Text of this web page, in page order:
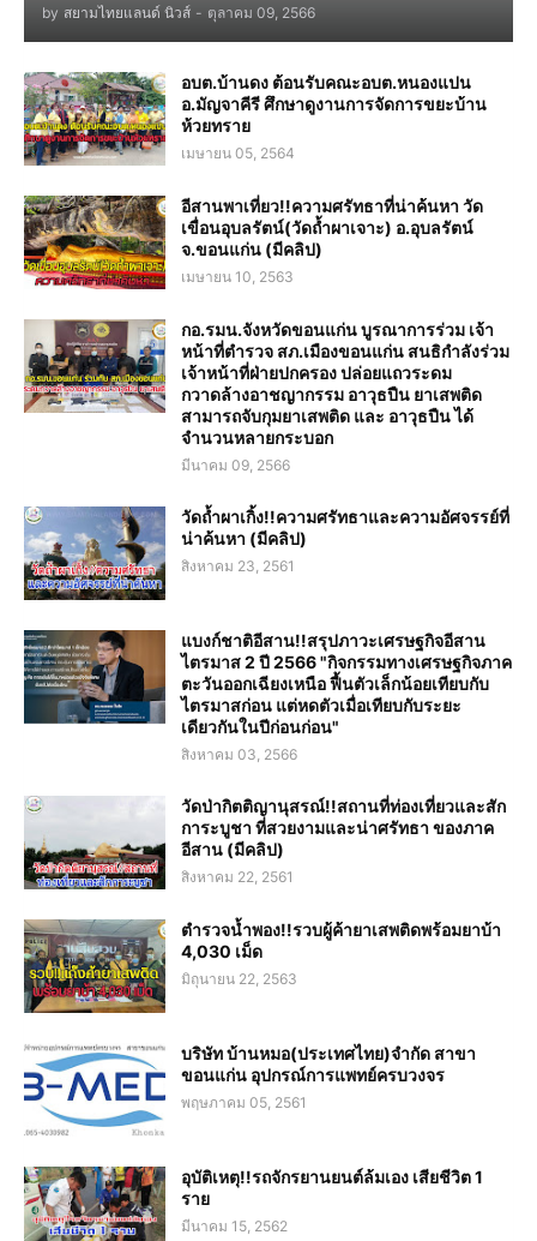
by สยามไทยแลนด์ นิวส์ - ตุลาคม 09, 2566
อบต.บ้านดง ต้อนรับคณะอบต.หนองแปน
อ.มัญจาคีรี ศึกษาดูงานการจัดการขยะบ้าน
ห้วยทราย
เมษายน 05, 2564
อีสานพาเที่ยว!!ความศรัทธาที่น่าค้นหา วัด
เขื่อนอุบลรัตน์(วัดถ้ำผาเจาะ) อ.อุบลรัตน์
จ.ขอนแก่น (มีคลิป)
เมษายน 10, 2563
กอ.รมน.จังหวัดขอนแก่น บูรณาการร่วม เจ้า
หน้าที่ตำรวจ สภ.เมืองขอนแก่น สนธิกำลังร่วม
เจ้าหน้าที่ฝ่ายปกครอง ปล่อยแถวระดม
กวาดล้างอาชญากรรม อาวุธปืน ยาเสพติด
สามารถจับกุมยาเสพติด และ อาวุธปืน ได้
จำนวนหลายกระบอก
มีนาคม 09, 2566
วัดถ้ำผาเกิ้ง!!ความศรัทธาและความอัศจรรย์ที่
น่าค้นหา (มีคลิป)
สิงหาคม 23, 2561
แบงก์ชาติอีสาน!!สรุปภาวะเศรษฐกิจอีสาน
ไตรมาส 2 ปี 2566 "กิจกรรมทางเศรษฐกิจภาค
ตะวันออกเฉียงเหนือ ฟื้นตัวเล็กน้อยเทียบกับ
ไตรมาสก่อน แต่หดตัวเมื่อเทียบกับระยะ
เดียวกันในปีก่อนก่อน"
สิงหาคม 03, 2566
วัดป่ากิตติญานุสรณ์!!สถานที่ท่องเที่ยวและสัก
การะบูชา ที่สวยงามและน่าศรัทธา ของภาค
อีสาน (มีคลิป)
สิงหาคม 22, 2561
ตำรวจน้ำพอง!!รวบผู้ค้ายาเสพติดพร้อมยาบ้า
4,030 เม็ด
มิถุนายน 22, 2563
บริษัท บ้านหมอ(ประเทศไทย)จำกัด สาขา
ขอนแก่น อุปกรณ์การแพทย์ครบวงจร
พฤษภาคม 05, 2561
อุบัติเหตุ!!รถจักรยานยนต์ล้มเอง เสียชีวิต 1
ราย
มีนาคม 15, 2562